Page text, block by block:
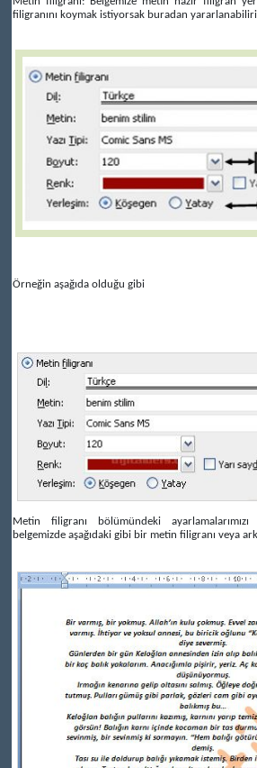
filigranını koymak istiyorsak buradan
Örneğin aşağıda olduğu gibi
Metin filigranı bölümündeki
belgemizde aşağıdaki gibi bir metin filigranı veya